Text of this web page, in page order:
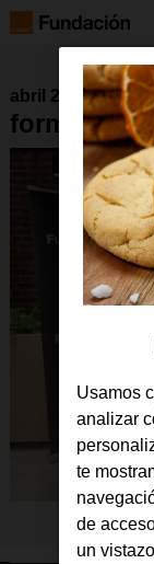
abril 2024
Usamos
analizar
te
de
un